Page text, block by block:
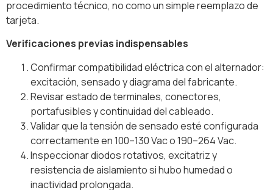
procedimiento técnico, no como un simple reemplazo de
tarjeta.
Verificaciones previas indispensables
Confirmar compatibilidad eléctrica con el alternador:
excitación, sensado y diagrama del fabricante.
Revisar estado de terminales, conectores,
portafusibles y continuidad del cableado.
Validar que la tensión de sensado esté configurada
correctamente en 100–130 Vac o 190–264 Vac.
Inspeccionar diodos rotativos, excitatriz y
resistencia de aislamiento si hubo humedad o
inactividad prolongada.